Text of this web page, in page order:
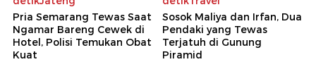
Pria Semarang Tewas Saat
Ngamar Bareng Cewek di
Hotel, Polisi Temukan Obat
Kuat
Sosok Maliya dan Irfan, Dua
Pendaki yang Tewas
Terjatuh di Gunung
Piramid